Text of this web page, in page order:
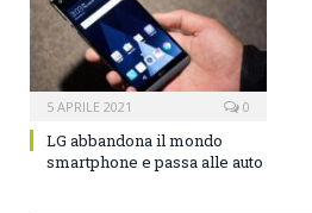
5 APRILE 2021 0
LG abbandona il mondo
smartphone e passa alle auto